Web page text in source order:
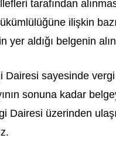
tarafından
ilişkin
aldığı belgenin
Dairesi sayesinde
sonuna kadar
üzerinden